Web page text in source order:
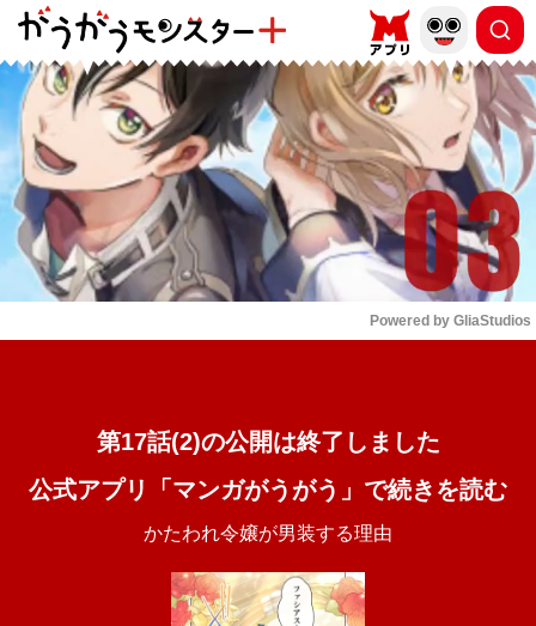
もっと読む
Powered by GliaStudios
第17話(2)の公開は終了しました
公式アプリ「マンガがうがう」で続きを読む
かたわれ令嬢が男装する理由